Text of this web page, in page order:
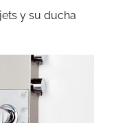
y su ducha